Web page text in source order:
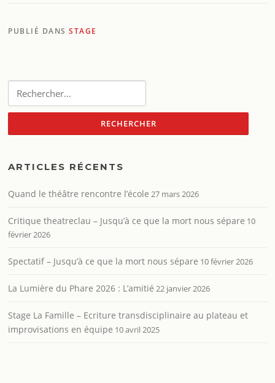
PUBLIÉ DANSSTAGE
ARTICLES RÉCENTS
Quand le théâtre rencontre l’école 27 mars 2026
Critique theatreclau – Jusqu’à ce que la mort nous sépare 10
février 2026
Spectatif – Jusqu’à ce que la mort nous sépare 10 février 2026
La Lumière du Phare 2026 : L’amitié 22 janvier 2026
Stage La Famille – Ecriture transdisciplinaire au plateau et
improvisations en équipe 10 avril 2025